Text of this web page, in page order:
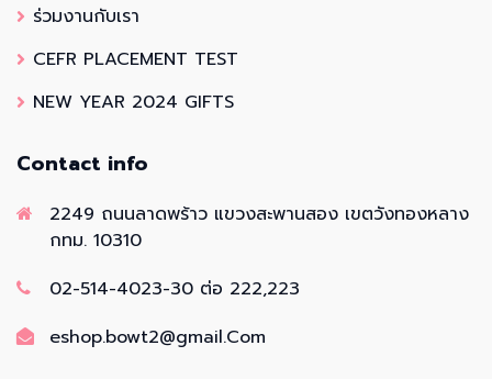
ร่วมงานกับเรา
CEFR PLACEMENT TEST
NEW YEAR 2024 GIFTS
Contact info
2249 ถนนลาดพร้าว แขวงสะพานสอง เขตวังทองหลาง
กทม. 10310
02-514-4023-30 ต่อ 222,223
eshop.bowt2@gmail.Com